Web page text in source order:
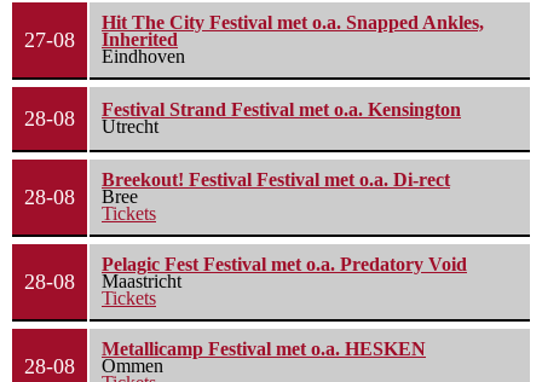
27-08
Hit The City Festival met o.a. Snapped Ankles,
Inherited
Eindhoven
28-08
Festival Strand Festival met o.a. Kensington
Utrecht
28-08
Breekout! Festival Festival met o.a. Di-rect
Bree
Tickets
28-08
Pelagic Fest Festival met o.a. Predatory Void
Maastricht
Tickets
28-08
Metallicamp Festival met o.a. HESKEN
Ommen